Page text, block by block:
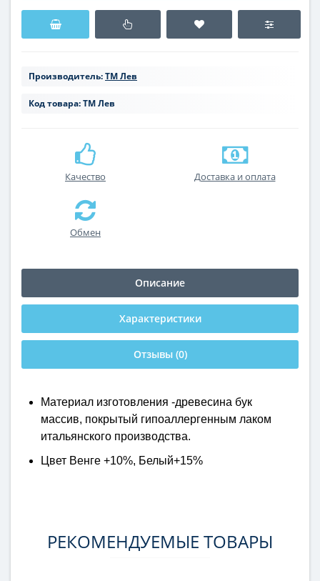
Производитель:ТМ Лев
Код товара:ТМ Лев
Качество Доставка и оплата
Обмен
Описание
Характеристики
Отзывы (0)
Материал изготовления -древесина бук
массив, покрытый гипоаллергенным лаком
итальянского производства.
Цвет Венге +10%, Белый+15%
РЕКОМЕНДУЕМЫЕ ТОВАРЫ